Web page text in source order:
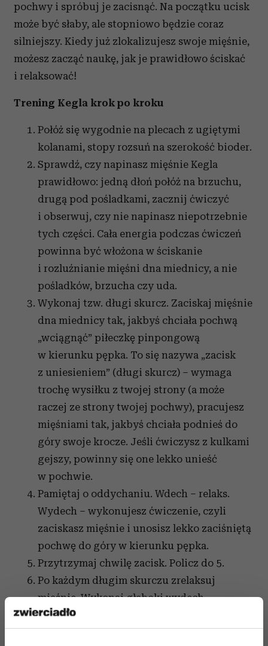
pochwy i spróbuj je zacisnąć. Na początku ucisk
może być słaby, ale stopniowo będzie coraz
silniejszy. Kiedy już zlokalizujesz swoje mięśnie,
możesz zacząć naukę, jak je prawidłowo ściskać
i relaksować!
Trening Kegla krok po kroku
Połóż się wygodnie na plecach z ugiętymi
kolanami, stopy rozsuń na szerokość bioder.
Sprawdź, czy napinasz mięśnie Kegla
prawidłowo: jedną dłoń połóż na brzuchu,
drugą pod pośladkami, zacznij ćwiczyć
i obserwuj, czy nie napinasz niepotrzebnie
tych części. Cała energia podczas ćwiczeń
powinna być włożona w ściskanie
i rozluźnianie mięśni dna miednicy, a nie
pośladków, brzucha czy uda.
Wykonaj tzw. długi skurcz. Zaciskaj mięśnie
dna miednicy tak, jakbyś chciała pochwą
„wciągnąć” piłeczkę pinpongową
w kierunku pępka. To się nazywa „zacisk
z uniesieniem” (długi skurcz) – wymaga
trochę wysiłku z twojej strony (a może
raczej ze strony twojej pochwy), pracujesz
mięśniami tak, jakbyś chciała podnieś do
góry swoje krocze. Jeśli ćwiczysz z kulkami
gejszy, powinny się one lekko unieść
w pochwie.
Pamiętaj o oddychaniu. Wdech – relaks.
Wydech – wykonujesz ćwiczenie, czyli
zaciskasz mięśnie i unosisz lekko zaciśniętą
pochwę do góry w kierunku pępka.
Przytrzymaj chwilę zacisk. Policz do 5.
Po każdym długim skurczu zrelaksuj
mięśnie. Wykonaj głęboki wydech
z brzucha. Oddychaj głęboko i spokojnie,
żeby dać szansę mięśniom zrelaksować się